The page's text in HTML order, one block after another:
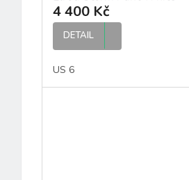
Black dámské MX
kalhoty
4 400 Kč
DETAIL
US 6